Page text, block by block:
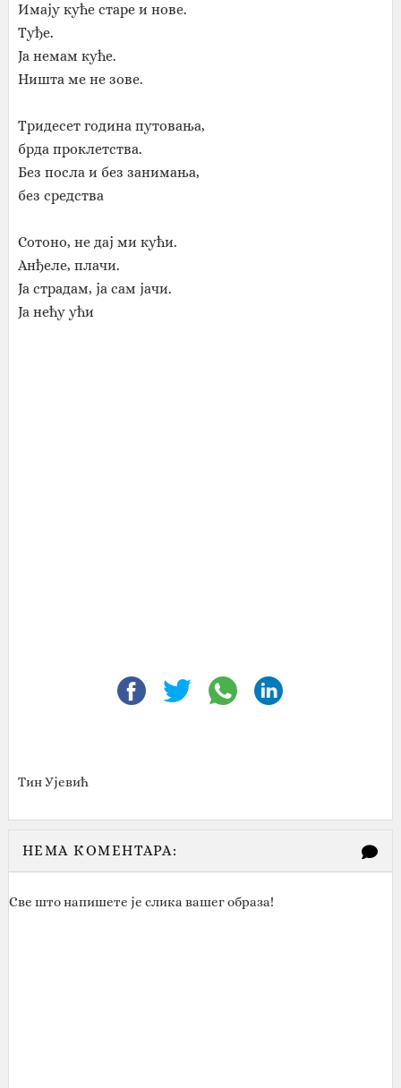
Имају куће старе и нове.
Туђе.
Ја немам куће.
Ништа ме не зове.
Тридесет година путовања,
брда проклетства.
Без посла и без занимања,
без средства
Сотоно, не дај ми кући.
Анђеле, плачи.
Ја страдам, ја сам јачи.
Ја нећу ући
Тин Ујевић
НЕМА КОМЕНТАРА:
Све што напишете је слика вашег образа!